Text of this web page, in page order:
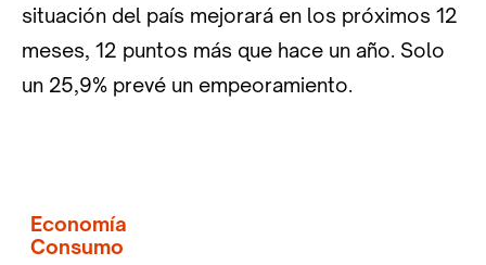
situación del país mejorará en los próximos 12
meses, 12 puntos más que hace un año. Solo
un 25,9% prevé un empeoramiento.
Economía
Consumo